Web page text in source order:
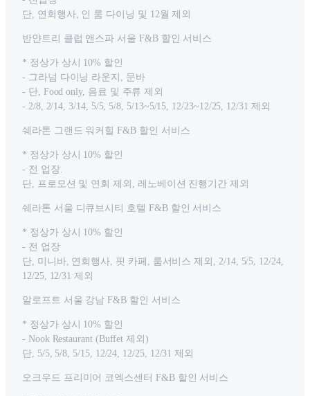
단, 연회행사, 인 룸 다이닝 및 12월 제외
반얀트리 클럽 앤스파 서울 F&B 할인 서비스
* 정상가 상시 10% 할인
- 그라넘 다이닝 라운지, 문바
- 단, Food only, 음료 및 주류 제외
- 2/8, 2/14, 3/14, 5/5, 5/8, 5/13~5/15, 12/23~12/25, 12/31 제외
쉐라톤 그랜드 워커힐 F&B 할인 서비스
* 정상가 상시 10% 할인
- 전 업장.
단, 프로모션 및 연회 제외, 레노베이션 진행기간 제외
쉐라톤 서울 디큐브시티 호텔 F&B 할인 서비스
* 정상가 상시 10% 할인
- 전 업장
단, 미니바, 연회행사, 핏 카페, 룸서비스 제외, 2/14, 5/5, 12/24,
12/25, 12/31 제외
알로프트 서울 강남 F&B 할인 서비스
* 정상가 상시 10% 할인
- Nook Restaurant (Buffet 제외)
단, 5/5, 5/8, 5/15, 12/24, 12/25, 12/31 제외
오크우드 프리미어 코엑스센터 F&B 할인 서비스